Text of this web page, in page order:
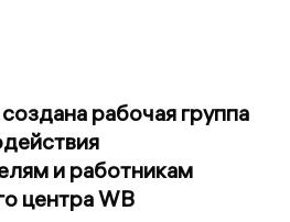
рабочая группа
и работникам
центра WB